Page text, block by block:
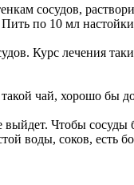
сосудов,
по 10 мл
Курс лечения
чай, хорошо бы
Чтобы
воды, соков, есть